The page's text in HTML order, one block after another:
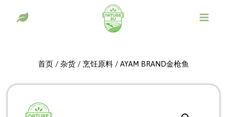
首页 / 杂货 / 烹饪原料 / AYAM BRAND金枪鱼